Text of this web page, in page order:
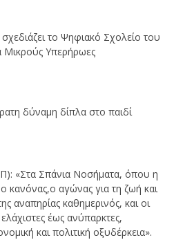
το Ψηφιακό Σχολείο του
Μικρούς Υπερήρωες
δύναμη δίπλα στο παιδί
«Στα Σπάνια Νοσήματα, όπου η
ο κανόνας,ο αγώνας για τη ζωή και
αναπηρίας καθημερινός, και οι
έως ανύπαρκτες,
και πολιτική οξυδέρκεια».